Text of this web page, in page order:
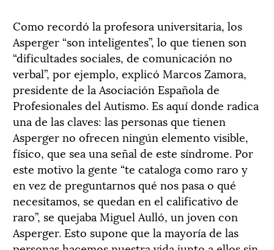
Como recordó la profesora universitaria, los
Asperger “son inteligentes”, lo que tienen son
“dificultades sociales, de comunicación no
verbal”, por ejemplo, explicó Marcos Zamora,
presidente de la Asociación Española de
Profesionales del Autismo. Es aquí donde radica
una de las claves: las personas que tienen
Asperger no ofrecen ningún elemento visible,
físico, que sea una señal de este síndrome. Por
este motivo la gente “te cataloga como raro y
en vez de preguntarnos qué nos pasa o qué
necesitamos, se quedan en el calificativo de
raro”, se quejaba Miguel Aulló, un joven con
Asperger. Esto supone que la mayoría de las